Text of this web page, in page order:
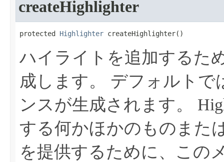
createHighlighter
protected Highlighter createHighlighter​()
ハイライトを追加するた
成します。
デフォルトで
ンスが生成されます。
する何かほかのものまた
を提供するために、この